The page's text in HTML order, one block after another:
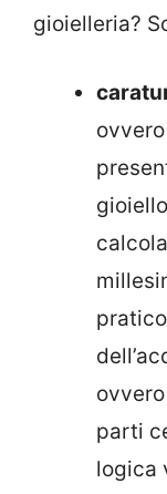
gioielleria?
parti
logica